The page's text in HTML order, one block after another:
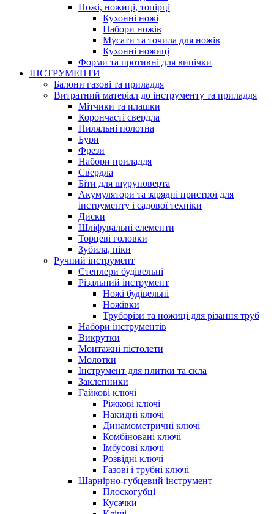
Ножі, ножиці, топірці
Кухонні ножі
Набори ножів
Мусати та точила для ножів
Кухонні ножиці
Форми та противні для випічки
ІНСТРУМЕНТИ
Балони газові та приладдя
Витратний матеріал до інструменту та приладдя
Мітчики та плашки
Корончасті свердла
Пиляльні полотна
Бури
Фрези
Набори приладдя
Свердла
Біти для шуруповерта
Акумулятори та зарядні пристрої для
інструменту і садової техніки
Диски
Шліфувальні елементи
Торцеві головки
Зубила, піки
Ручний інструмент
Степлери будівельні
Різальний інструмент
Ножі будівельні
Ножівки
Труборізи та ножиці для різання труб
Набори інструментів
Викрутки
Монтажні пістолети
Молотки
Інструмент для плитки та скла
Заклепники
Гайкові ключі
Ріжкові ключі
Накидні ключі
Динамометричні ключі
Комбіновані ключі
Імбусові ключі
Розвідні ключі
Газові і трубні ключі
Шарнірно-губцевий інструмент
Плоскогубцi
Кусачки